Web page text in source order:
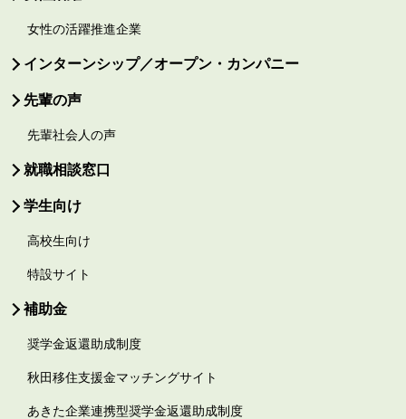
女性の活躍推進企業
インターンシップ／オープン・カンパニー
先輩の声
先輩社会人の声
就職相談窓口
学生向け
高校生向け
特設サイト
補助金
奨学金返還助成制度
秋田移住支援金マッチングサイト
あきた企業連携型奨学金返還助成制度